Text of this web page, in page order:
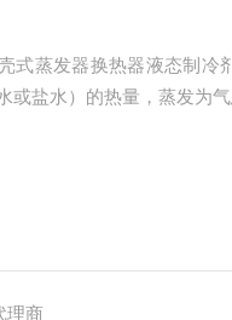
式蒸发器换热器液态制冷
或盐水）的热量，蒸发为气
理商